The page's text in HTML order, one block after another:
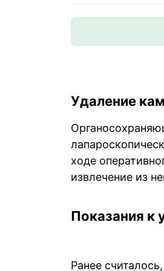
Удаление
ходе
извлечение из
Показания к
Ранее